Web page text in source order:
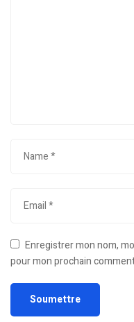
Enregistrer mon nom,
pour mon prochain